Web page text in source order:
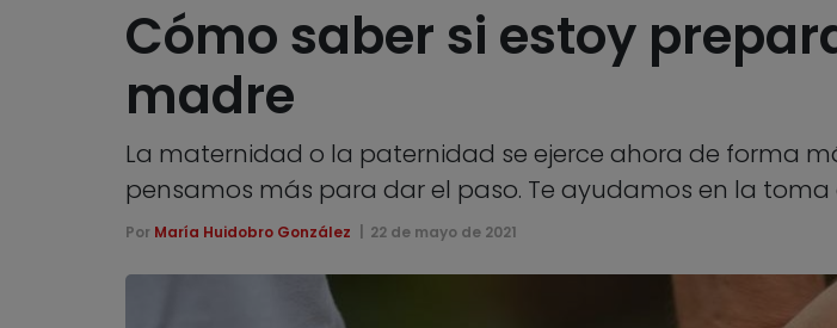
Cómo saber si estoy
madre
La maternidad o la paternidad se ejerce ahora de forma
pensamos más para dar el paso. Te ayudamos en la toma
Por María Huidobro González 22 de mayo de 2021